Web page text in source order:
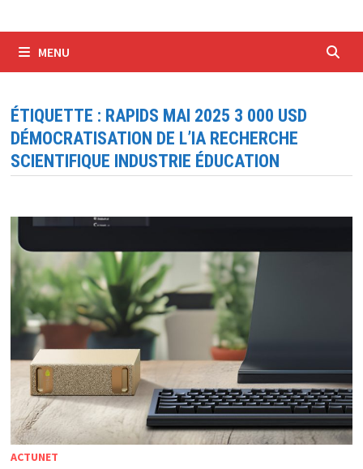
MENU
ÉTIQUETTE : RAPIDS MAI 2025 3 000 USD
DÉMOCRATISATION DE L’IA RECHERCHE
SCIENTIFIQUE INDUSTRIE ÉDUCATION
ACTUNET